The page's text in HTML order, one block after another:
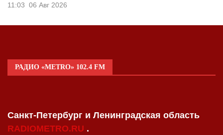
11:03 06 Авг 2026
РАДИО «METRO» 102.4 FM
Санкт-Петербург и Ленинградская область
RADIOMETRO.RU .